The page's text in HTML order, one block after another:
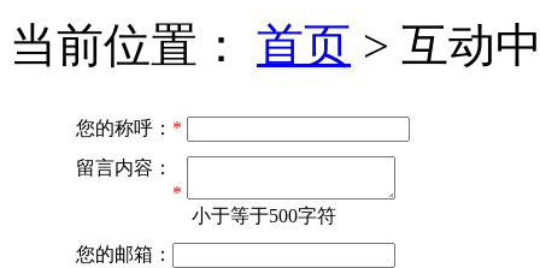
当前位置： 首页 > 互动
您的称呼： *
留言内容：
*
小于等于500字符
您的邮箱：